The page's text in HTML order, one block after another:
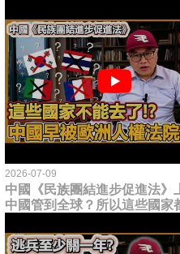
2026-07-09
中國《民族團結進步促進法》
中國管到全球？所以這些國家
臉？